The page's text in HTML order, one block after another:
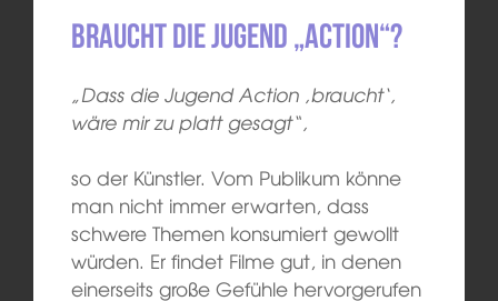
Braucht die Jugend „Action“?
„Dass die Jugend Action ‚braucht‘,
wäre mir zu platt gesagt“,
so der Künstler. Vom Publikum könne
man nicht immer erwarten, dass
schwere Themen konsumiert gewollt
würden. Er findet Filme gut, in denen
einerseits große Gefühle hervorgerufen